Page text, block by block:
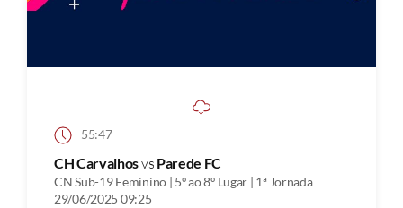
55:47
CH Carvalhosvs Parede FC
CN Sub-19 Feminino | 5º ao 8º Lugar | 1ª Jornada
29/06/2025 09:25